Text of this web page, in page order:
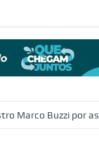
e importunação